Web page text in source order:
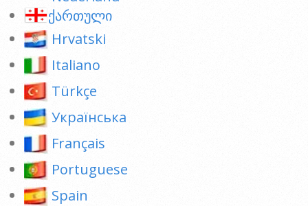
ქართული
Hrvatski
Italiano
Türkçe
Українська
Français
Portuguese
Spain